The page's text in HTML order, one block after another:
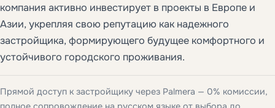
компания активно инвестирует в проекты в Европе и
Азии, укрепляя свою репутацию как надежного
застройщика, формирующего будущее комфортного и
устойчивого городского проживания.
Прямой доступ к застройщику через Palmera — 0% комиссии,